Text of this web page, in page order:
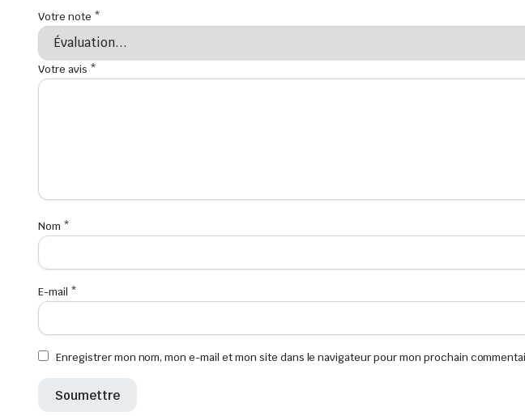
Votre note *
Votre avis *
Nom *
E-mail *
Enregistrer mon nom, mon e-mail et mon site dans le navigateur pour mon prochain